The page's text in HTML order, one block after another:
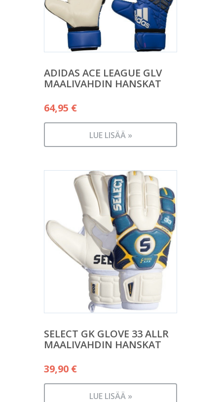
ADIDAS ACE LEAGUE GLV
MAALIVAHDIN HANSKAT
64,95 €
LUE LISÄÄ »
SELECT GK GLOVE 33 ALLR
MAALIVAHDIN HANSKAT
39,90 €
LUE LISÄÄ »